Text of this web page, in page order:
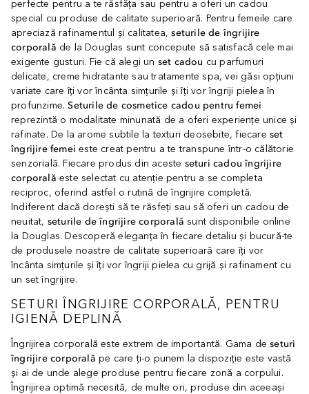
perfecte pentru a te răsfăța sau pentru a oferi un cadou
special cu produse de calitate superioară. Pentru femeile care
apreciază rafinamentul și calitatea,seturile de îngrijire
corporală de la Douglas sunt concepute să satisfacă cele mai
exigente gusturi. Fie că alegi un set cadou cu parfumuri
delicate, creme hidratante sau tratamente spa, vei găsi opțiuni
variate care îți vor încânta simțurile și îți vor îngriji pielea în
profunzime.Seturile de cosmetice cadou pentru femei
reprezintă o modalitate minunată de a oferi experiențe unice și
rafinate. De la arome subtile la texturi deosebite, fiecareset
îngrijire femei este creat pentru a te transpune într-o călătorie
senzorială. Fiecare produs din aceste seturi cadou îngrijire
corporală este selectat cu atenție pentru a se completa
reciproc, oferind astfel o rutină de îngrijire completă.
Indiferent dacă dorești să te răsfeți sau să oferi un cadou de
neuitat, seturile de îngrijire corporală sunt disponibile online
la Douglas. Descoperă eleganța în fiecare detaliu și bucură-te
de produsele noastre de calitate superioară care îți vor
încânta simțurile și îți vor îngriji pielea cu grijă și rafinament cu
un set îngrijire.
SETURI ÎNGRIJIRE CORPORALĂ, PENTRU
IGIENĂ DEPLINĂ
Îngrijirea corporală este extrem de importantă. Gama deseturi
îngrijire corporală pe care ți-o punem la dispoziție este vastă
și ai de unde alege produse pentru fiecare zonă a corpului.
Îngrijirea optimă necesită, de multe ori, produse din aceeași